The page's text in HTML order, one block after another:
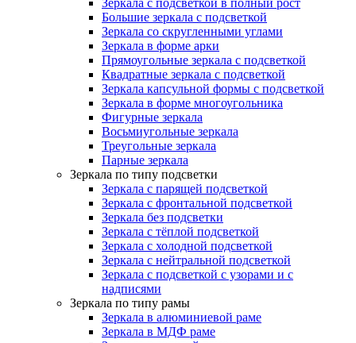
Зеркала с подсветкой в полный рост
Большие зеркала с подсветкой
Зеркала со скругленными углами
Зеркала в форме арки
Прямоугольные зеркала с подсветкой
Квадратные зеркала с подсветкой
Зеркала капсульной формы с подсветкой
Зеркала в форме многоугольника
Фигурные зеркала
Восьмиугольные зеркала
Треугольные зеркала
Парные зеркала
Зеркала по типу подсветки
Зеркала с парящей подсветкой
Зеркала с фронтальной подсветкой
Зеркала без подсветки
Зеркала с тёплой подсветкой
Зеркала с холодной подсветкой
Зеркала с нейтральной подсветкой
Зеркала с подсветкой с узорами и с
надписями
Зеркала по типу рамы
Зеркала в алюминиевой раме
Зеркала в МДФ раме